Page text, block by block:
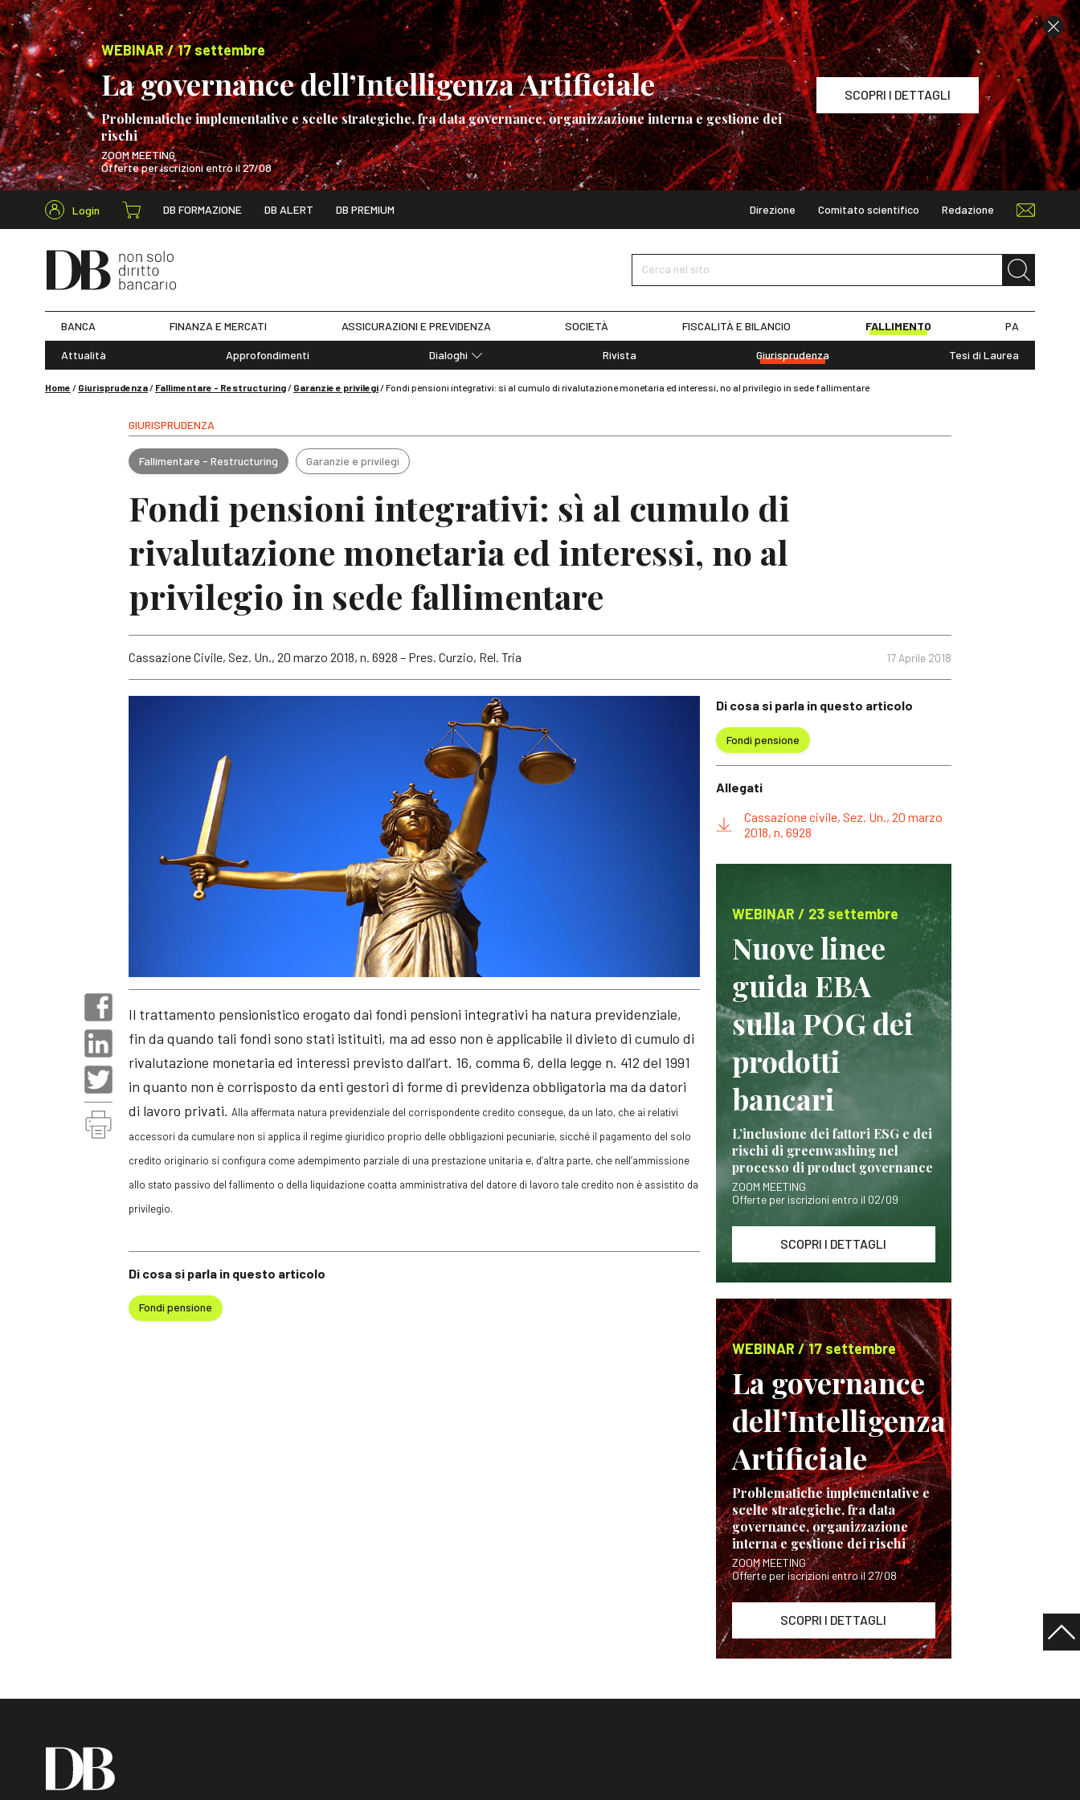
WEBINAR / 17 settembre
La governance dell’Intelligenza Artificiale
Problematiche implementative e scelte strategiche, fra data governance, organizzazione interna e gestione dei
rischi
ZOOM MEETING
Offerte per iscrizioni entro il 27/08
SCOPRI I DETTAGLI
WEBINAR / 17 settembre
Login DB FORMAZIONE DB ALERT DB PREMIUM Direzione Comitato scientifico Redazione
Cerca nel sito
Cerca nel sito
BANCA FINANZA E MERCATI ASSICURAZIONI E PREVIDENZA SOCIETÀ FISCALITÀ E BILANCIO FALLIMENTO PA
Attualità Approfondimenti
Dialoghi
Rivista Giurisprudenza Tesi di Laurea
Home / Giurisprudenza/ Fallimentare - Restructuring/ Garanzie e privilegi/Fondi pensioni integrativi: sì al cumulo di rivalutazione monetaria ed interessi, no al privilegio in sede fallimentare
GIURISPRUDENZA
Fallimentare - Restructuring Garanzie e privilegi
Fondi pensioni integrativi: sì al cumulo di
rivalutazione monetaria ed interessi, no al
privilegio in sede fallimentare
17 Aprile 2018
Cassazione Civile, Sez. Un., 20 marzo 2018, n. 6928 – Pres. Curzio, Rel. Tria
Di cosa si parla in questo articolo
Fondi pensione
Il trattamento pensionistico erogato dai fondi pensioni integrativi ha natura previdenziale,
fin da quando tali fondi sono stati istituiti, ma ad esso non è applicabile il divieto di cumulo di
rivalutazione monetaria ed interessi previsto dall’art. 16, comma 6, della legge n. 412 del 1991
in quanto non è corrisposto da enti gestori di forme di previdenza obbligatoria ma da datori
di lavoro privati.Alla affermata natura previdenziale del corrispondente credito consegue, da un lato, che ai relativi
accessori da cumulare non si applica il regime giuridico proprio delle obbligazioni pecuniarie, sicché il pagamento del solo
credito originario si configura come adempimento parziale di una prestazione unitaria e, d’altra parte, che nell’ammissione
allo stato passivo del fallimento o della liquidazione coatta amministrativa del datore di lavoro tale credito non è assistito da
privilegio.
Di cosa si parla in questo articolo
Fondi pensione
Allegati
Cassazione civile, Sez. Un., 20 marzo
2018, n. 6928
WEBINAR / 23 settembre
Nuove linee
guida EBA
sulla POG dei
prodotti
bancari
L’inclusione dei fattori ESG e dei
rischi di greenwashing nel
processo di product governance
ZOOM MEETING
Offerte per iscrizioni entro il 02/09
SCOPRI I DETTAGLI
WEBINAR / 17 settembre
La governance
dell’Intelligenza
Artificiale
Problematiche implementative e
scelte strategiche, fra data
governance, organizzazione
interna e gestione dei rischi
ZOOM MEETING
Offerte per iscrizioni entro il 27/08
SCOPRI I DETTAGLI